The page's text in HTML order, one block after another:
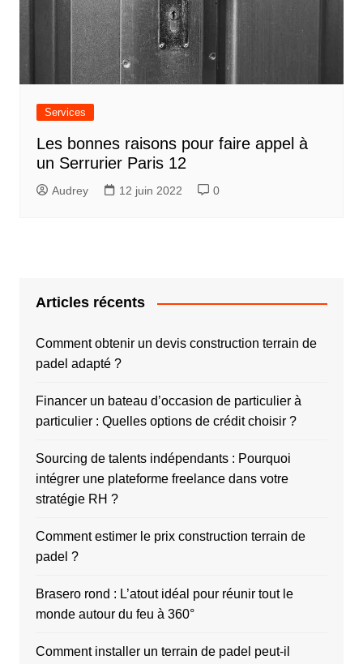
Services
Les bonnes raisons pour faire appel à
un Serrurier Paris 12
Audrey 12 juin 2022 0
Articles récents
Comment obtenir un devis construction terrain de
padel adapté ?
Financer un bateau d’occasion de particulier à
particulier : Quelles options de crédit choisir ?
Sourcing de talents indépendants : Pourquoi
intégrer une plateforme freelance dans votre
stratégie RH ?
Comment estimer le prix construction terrain de
padel ?
Brasero rond : L’atout idéal pour réunir tout le
monde autour du feu à 360°
Comment installer un terrain de padel peut-il